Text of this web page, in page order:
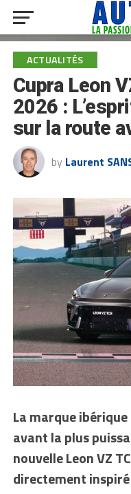
ACTUALITÉS
Cupra Leon
2026 :
sur la route
by Laurent
La marque
avant la plus
nouvelle Leon VZ
directement